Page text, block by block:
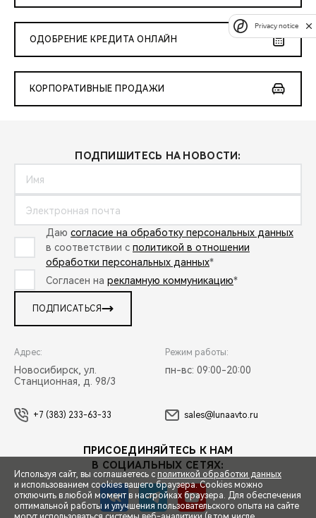
ОДОБРЕНИЕ КРЕДИТА ОНЛАЙН
КОРПОРАТИВНЫЕ ПРОДАЖИ
ПОДПИШИТЕСЬ НА НОВОСТИ:
Даю согласие на обработку персональных данных
в соответствии с политикой в отношении
обработки персональных данных*
Согласен на рекламную коммуникацию*
ПОДПИСАТЬСЯ
Адрес:
Новосибирск, ул.
Станционная, д. 98/3
Режим работы:
пн-вс: 09:00-20:00
+7 (383) 233-63-33 sales@lunaavto.ru
ПРИСОЕДИНЯЙТЕСЬ К НАМ
В СОЦИАЛЬНЫХ СЕТЯХ:
Используя сайт, вы соглашаетесь с политикой обработки данных
и использованием cookies вашего браузера. Cookies можно
отключить в любой момент в настройках браузера. Для обеспечения
оптимальной работы и улучшения пользовательского опыта на сайте
Privacy notice